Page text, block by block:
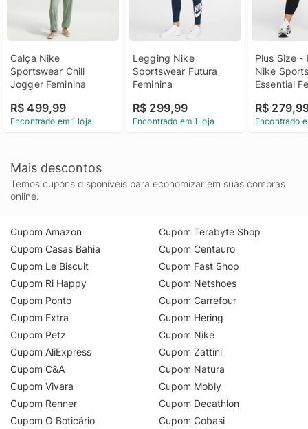
Calça Nike
Sportswear Chill
Jogger Feminina
R$ 499,99
Encontrado em 1 loja
Legging Nike
Sportswear Futura
Feminina
R$ 299,99
Encontrado em 1 loja
Plus Size -
Nike
Essential
R$
Encontrado
Mais descontos
Temos cupons disponíveis para economizar em suas compras
online.
Cupom Amazon
Cupom Casas Bahia
Cupom Le Biscuit
Cupom Ri Happy
Cupom Ponto
Cupom Extra
Cupom Petz
Cupom AliExpress
Cupom C&A
Cupom Vivara
Cupom Renner
Cupom O Boticário
Cupom Terabyte Shop
Cupom Centauro
Cupom Fast Shop
Cupom Netshoes
Cupom Carrefour
Cupom Hering
Cupom Nike
Cupom Zattini
Cupom Natura
Cupom Mobly
Cupom Decathlon
Cupom Cobasi